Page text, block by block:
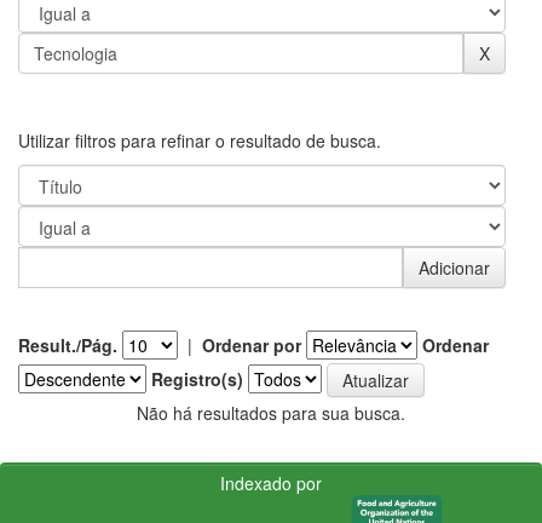
Utilizar filtros para refinar o resultado de busca.
Result./Pág. | Ordenar por
Ordenar
Registro(s)
Não há resultados para sua busca.
Indexado por